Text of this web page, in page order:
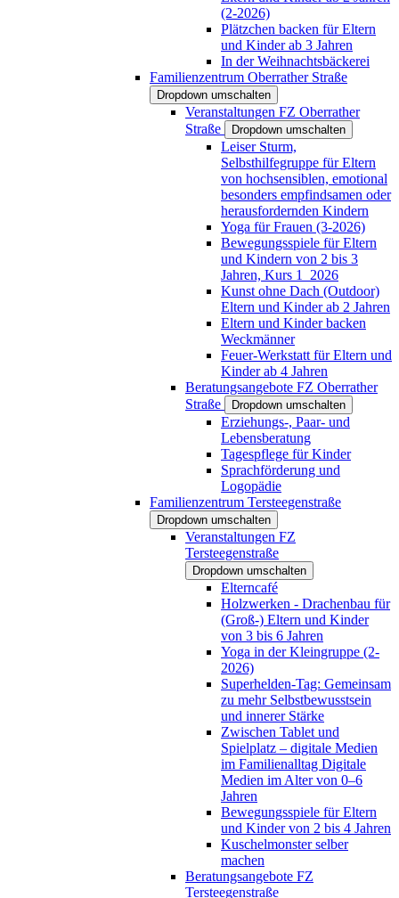
(2-2026)
Plätzchen backen für Eltern
und Kinder ab 3 Jahren
In der Weihnachtsbäckerei
Familienzentrum Oberrather Straße
Dropdown umschalten
Veranstaltungen FZ Oberrather
Straße
Dropdown umschalten
Leiser Sturm,
Selbsthilfegruppe für Eltern
von hochsensiblen, emotional
besonders empfindsamen oder
herausfordernden Kindern
Yoga für Frauen (3-2026)
Bewegungsspiele für Eltern
und Kindern von 2 bis 3
Jahren, Kurs 1_2026
Kunst ohne Dach (Outdoor)
Eltern und Kinder ab 2 Jahren
Eltern und Kinder backen
Weckmänner
Feuer-Werkstatt für Eltern und
Kinder ab 4 Jahren
Beratungsangebote FZ Oberrather
Straße
Dropdown umschalten
Erziehungs-, Paar- und
Lebensberatung
Tagespflege für Kinder
Sprachförderung und
Logopädie
Familienzentrum Tersteegenstraße
Dropdown umschalten
Veranstaltungen FZ
Tersteegenstraße
Dropdown umschalten
Elterncafé
Holzwerken - Drachenbau für
(Groß-) Eltern und Kinder
von 3 bis 6 Jahren
Yoga in der Kleingruppe (2-
2026)
Superhelden-Tag: Gemeinsam
zu mehr Selbstbewusstsein
und innerer Stärke
Zwischen Tablet und
Spielplatz – digitale Medien
im Familienalltag Digitale
Medien im Alter von 0–6
Jahren
Bewegungsspiele für Eltern
und Kinder von 2 bis 4 Jahren
Kuschelmonster selber
machen
Beratungsangebote FZ
Tersteegenstraße